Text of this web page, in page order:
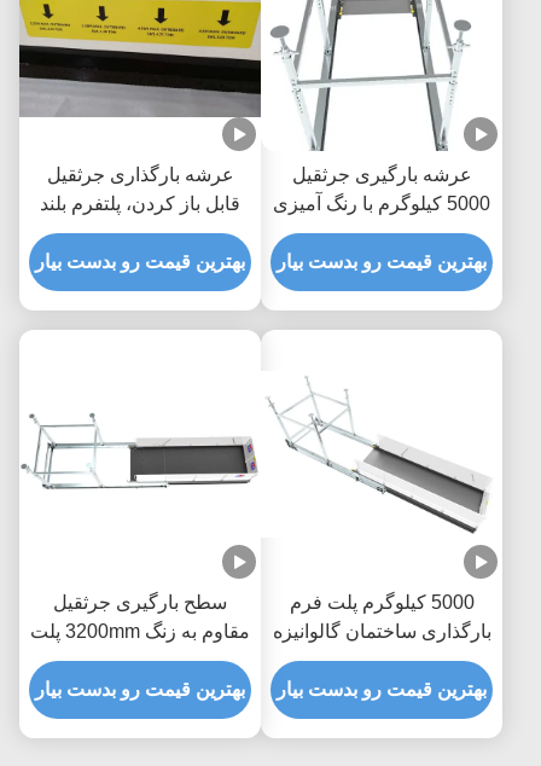
عرشه بارگیری جرثقیل
5000 کیلوگرم با رنگ آمیزی
اپوکسی MLP2800-H
بهترین قیمت رو بدست بیار
عرشه بارگذاری جرثقیل
قابل باز کردن، پلتفرم بلند
کردن مواد 5000 کیلوگرم
بهترین قیمت رو بدست بیار
5000 کیلوگرم پلت فرم
بارگذاری ساختمان گالوانیزه
گرم MLP4200
بهترین قیمت رو بدست بیار
سطح بارگیری جرثقیل
مقاوم به زنگ 3200mm پلت
فرم بلند کردن مواد
بهترین قیمت رو بدست بیار